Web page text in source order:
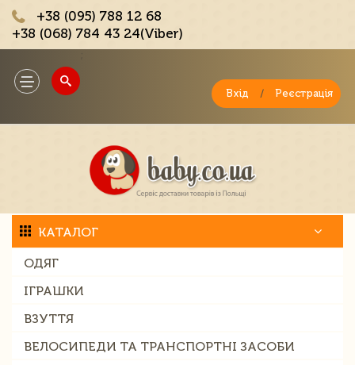
+38 (095) 788 12 68
+38 (068) 784 43 24(Viber)
Toggle
navigation
Вхід / Реєстрація
КАТАЛОГ
ОДЯГ
ІГРАШКИ
ВЗУТТЯ
ВЕЛОСИПЕДИ ТА ТРАНСПОРТНІ ЗАСОБИ